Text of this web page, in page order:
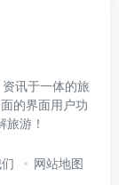
讯于一体的旅
的界面用户功
游！
网站地图